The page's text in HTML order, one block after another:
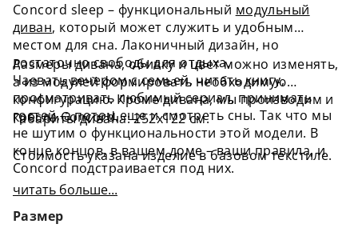
Concord sleep – функциональный модульный
диван, который может служить и удобным
местом для сна. Лаконичный дизайн, но
достаточно свободы для отдыха.
Чаевать вечером с семьей, читать книгу,
просматривать любимый сериал, принимать
гостей, а потом еще и смотреть сны. Так что мы
не шутим о функциональности этой модели. В
конце концов, в вашем доме – ваши правила, и
Concord подстраивается под них.
Размеры дивана, обивку и цвет можно изменять,
а из модулей формировать необходимую
конфигурацию. Кроме дивана, мы производим и
кресла Concord.
Габариты дивана: 252х122 см.
Стоимость указана изделие в базовом текстиле.
читать больше...
Размер